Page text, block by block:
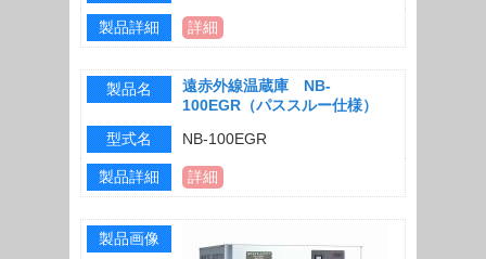
製品詳細 詳細
製品名
遠赤外線温蔵庫 NB-
100EGR（パススルー仕様）
型式名
NB-100EGR
製品詳細 詳細
製品画像